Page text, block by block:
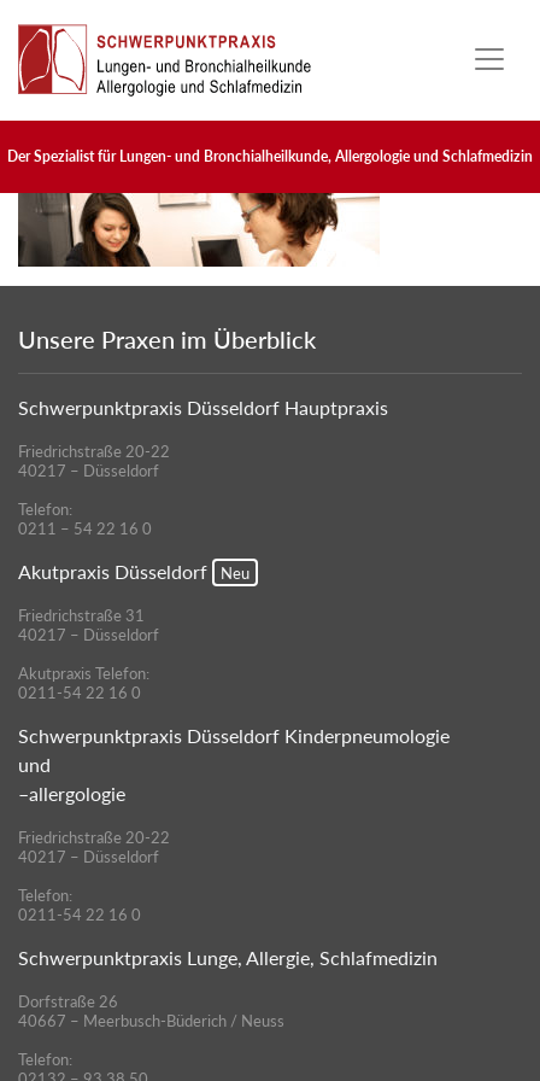
Der Spezialist für Lungen- und Bronchialheilkunde, Allergologie und Schlafmedizin
Unsere Praxen im Überblick
Schwerpunktpraxis Düsseldorf Hauptpraxis
Friedrichstraße 20-22
40217 – Düsseldorf
Telefon:
0211 – 54 22 16 0
Akutpraxis Düsseldorf
Neu
Friedrichstraße 31
40217 – Düsseldorf
Akutpraxis Telefon:
0211-54 22 16 0
Schwerpunktpraxis Düsseldorf Kinderpneumologie
und
–allergologie
Friedrichstraße 20-22
40217 – Düsseldorf
Telefon:
0211-54 22 16 0
Schwerpunktpraxis Lunge, Allergie, Schlafmedizin
Dorfstraße 26
40667 – Meerbusch-Büderich / Neuss
Telefon: